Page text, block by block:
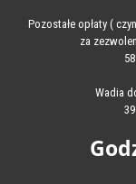
Pozostałe opłaty (
za
Wadia